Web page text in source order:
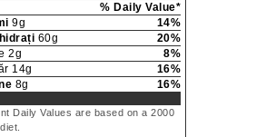
% Daily Value*
9g 14%
60g 20%
2g 8%
14g 16%
8g 16%
Daily Values are based on a 2000